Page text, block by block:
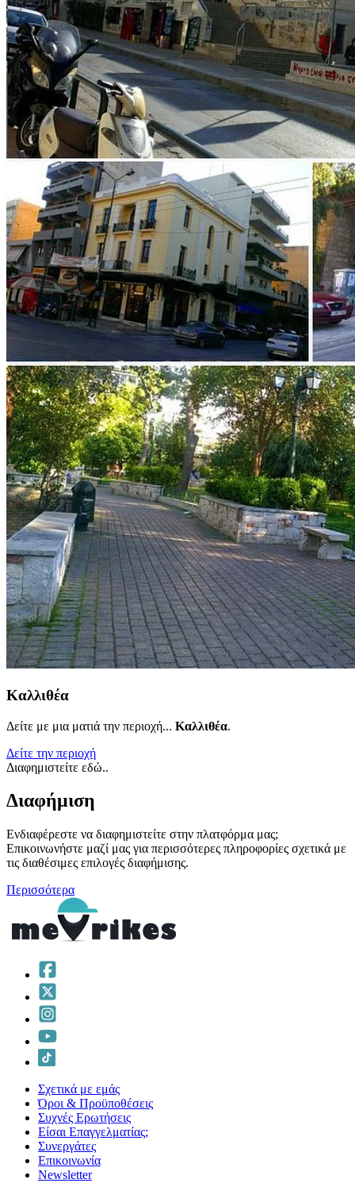
Καλλιθέα
Δείτε με μια ματιά την περιοχή... Καλλιθέα.
Δείτε την περιοχή
Διαφημιστείτε εδώ..
Διαφήμιση
Ενδιαφέρεστε να διαφημιστείτε στην πλατφόρμα μας;
Επικοινωνήστε μαζί μας για περισσότερες πληροφορίες σχετικά με
τις διαθέσιμες επιλογές διαφήμισης.
Περισσότερα
Σχετικά με εμάς
Όροι & Προϋποθέσεις
Συχνές Ερωτήσεις
Είσαι Επαγγελματίας;
Συνεργάτες
Επικοινωνία
Νewsletter